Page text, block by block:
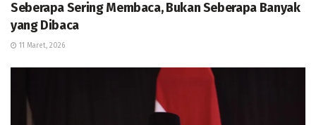
Seberapa Sering Membaca, Bukan Seberapa Banyak
yang Dibaca
11 Maret, 2026